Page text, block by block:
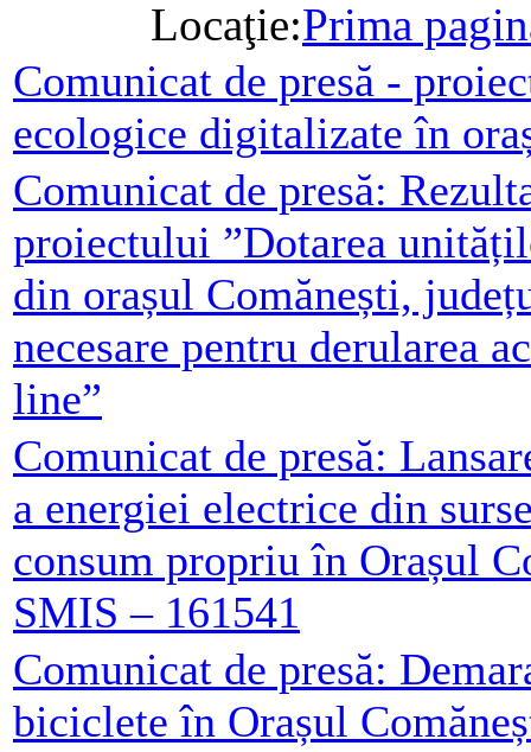
Locaţie:Prima
Comunicat de presă -
ecologice digitalizate în
Comunicat de presă:
proiectului ”Dotarea
din orașul Comănești,
necesare pentru derularea
line”
Comunicat de presă:
a energiei electrice din
consum propriu în Orașul
SMIS – 161541
Comunicat de presă:
biciclete în Orașul